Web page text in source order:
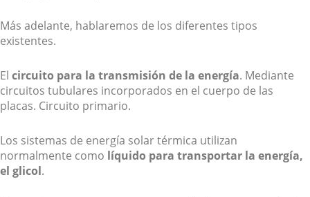
Más adelante, hablaremos de los diferentes tipos
existentes.
El circuito para la transmisión de la energía. Mediante
circuitos tubulares incorporados en el cuerpo de las
placas. Circuito primario.
Los sistemas de energía solar térmica utilizan
normalmente como líquido para transportar la energía,
el glicol.